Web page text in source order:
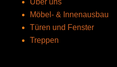
Über uns
Möbel- & Innenausbau
Türen und Fenster
Treppen